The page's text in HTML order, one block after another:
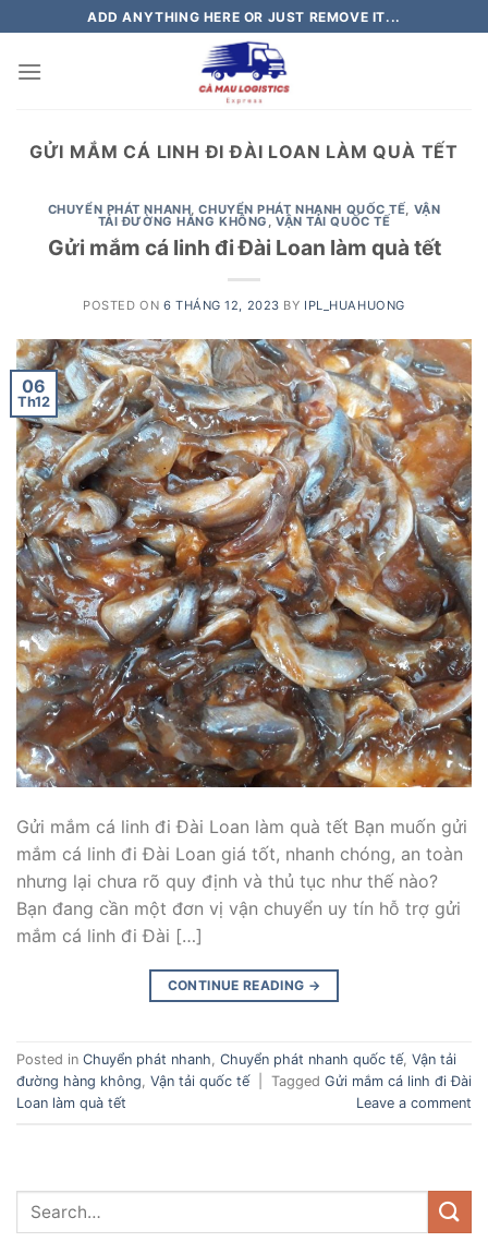
to
content
ADD ANYTHING HERE OR JUST REMOVE IT...
GỬI MẮM CÁ LINH ĐI ĐÀI LOAN LÀM QUÀ TẾT
CHUYỂN PHÁT NHANH,CHUYỂN PHÁT NHANH QUỐC TẾ, VẬN
TẢI ĐƯỜNG HÀNG KHÔNG , VẬN TẢI QUỐC TẾ
Gửi mắm cá linh đi Đài Loan làm quà tết
POSTED ON 6 THÁNG 12, 2023 BY IPL_HUAHUONG
06
Th12
Gửi mắm cá linh đi Đài Loan làm quà tết Bạn muốn gửi
mắm cá linh đi Đài Loan giá tốt, nhanh chóng, an toàn
nhưng lại chưa rõ quy định và thủ tục như thế nào?
Bạn đang cần một đơn vị vận chuyển uy tín hỗ trợ gửi
mắm cá linh đi Đài […]
CONTINUE READING →
Posted in Chuyển phát nhanh, Chuyển phát nhanh quốc tế, Vận tải
đường hàng không, Vận tải quốc tế Tagged Gửi mắm cá linh đi Đài
Loan làm quà tết
Leave a comment